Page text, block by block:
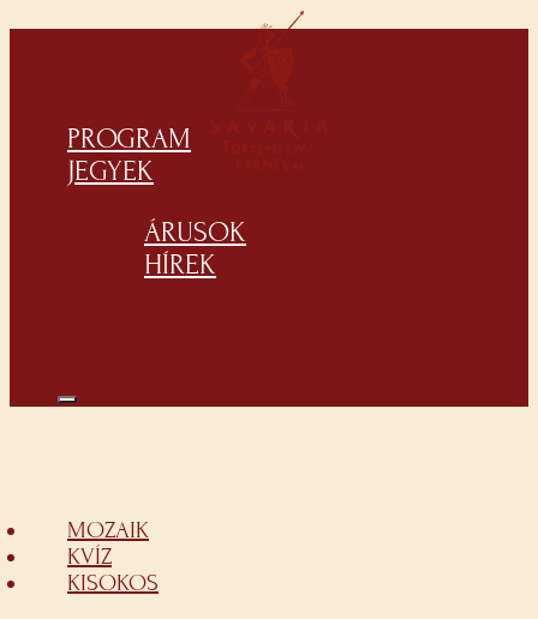
PROGRAM
JEGYEK
ÁRUSOK
HÍREK
MOZAIK
KVÍZ
KISOKOS